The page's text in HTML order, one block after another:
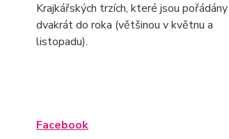
Krajkářských trzích, které jsou pořádány
dvakrát do roka (většinou v květnu a
listopadu).
Facebook